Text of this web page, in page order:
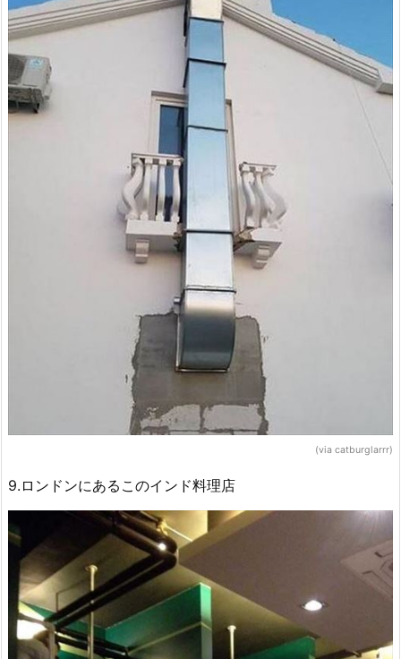
(via catburglarrr)
9.ロンドンにあるこのインド料理店